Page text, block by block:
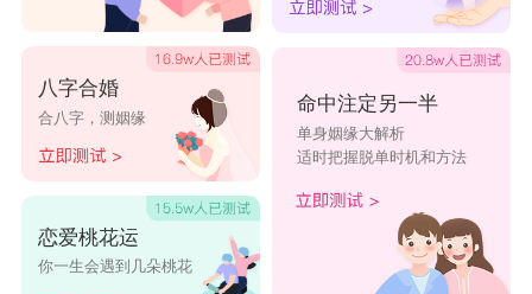
八字合婚
合八字，测姻缘
恋爱桃花运
你一生会遇到几朵桃花
命中注定另一半
单身姻缘大解析
适时把握脱单时机和方法